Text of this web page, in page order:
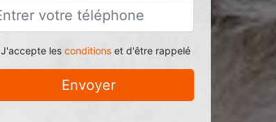
J'accepte les conditionset d'être rappelé
Envoyer